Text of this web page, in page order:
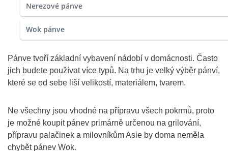
Nerezové pánve
Wok pánve
Pánve tvoří základní vybavení nádobí v domácnosti. Často
jich budete používat více typů. Na trhu je velký výběr pánví,
které se od sebe liší velikostí, materiálem, tvarem.
Ne všechny jsou vhodné na přípravu všech pokrmů, proto
je možné koupit pánev primárně určenou na grilování,
přípravu palačinek a milovníkům Asie by doma neměla
chybět pánev Wok.